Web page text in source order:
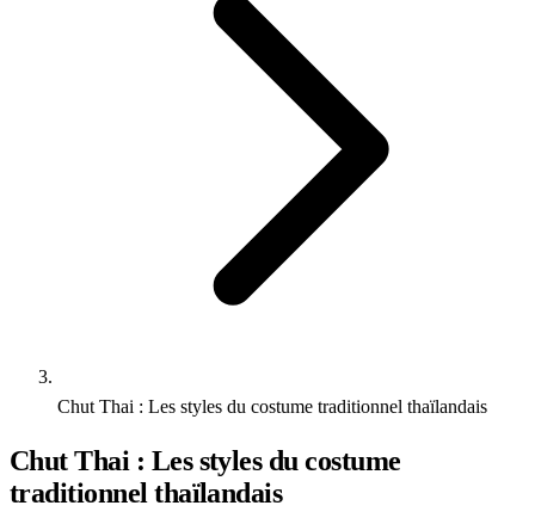
Chut Thai : Les styles du costume traditionnel thaïlandais
Chut Thai : Les styles du costume
traditionnel thaïlandais